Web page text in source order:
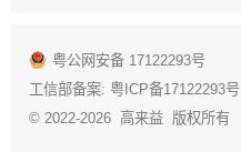
粤公网安备 17122293号
工信部备案: 粤ICP备17122293号
© 2022-2026 高来益 版权所有